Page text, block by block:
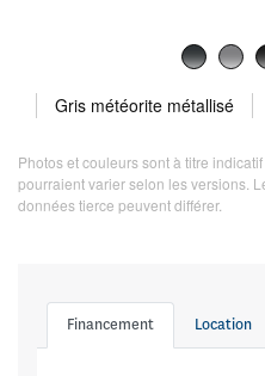
Gris météorite métallisé
Photos et couleurs sont à titre
pourraient varier selon les versions.
données tierce peuvent différer.
Financement Location